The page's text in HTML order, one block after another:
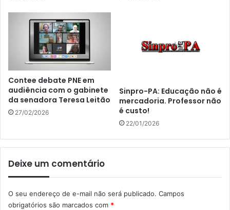
Contee debate PNE em
audiência com o gabinete
da senadora Teresa Leitão
27/02/2026
Sinpro-PA: Educação não é
mercadoria. Professor não
é custo!
22/01/2026
Deixe um comentário
O seu endereço de e-mail não será publicado. Campos
obrigatórios são marcados com *